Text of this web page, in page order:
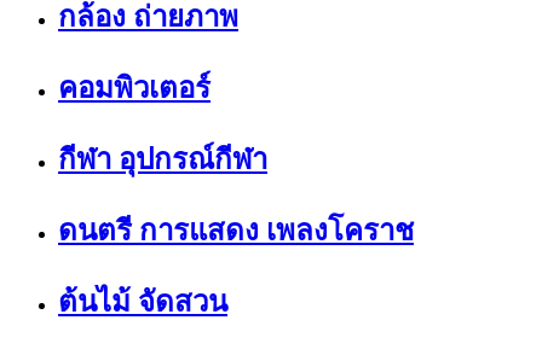
กล้อง ถ่ายภาพ
คอมพิวเตอร์
กีฬา อุปกรณ์กีฬา
ดนตรี การแสดง เพลงโคราช
ต้นไม้ จัดสวน